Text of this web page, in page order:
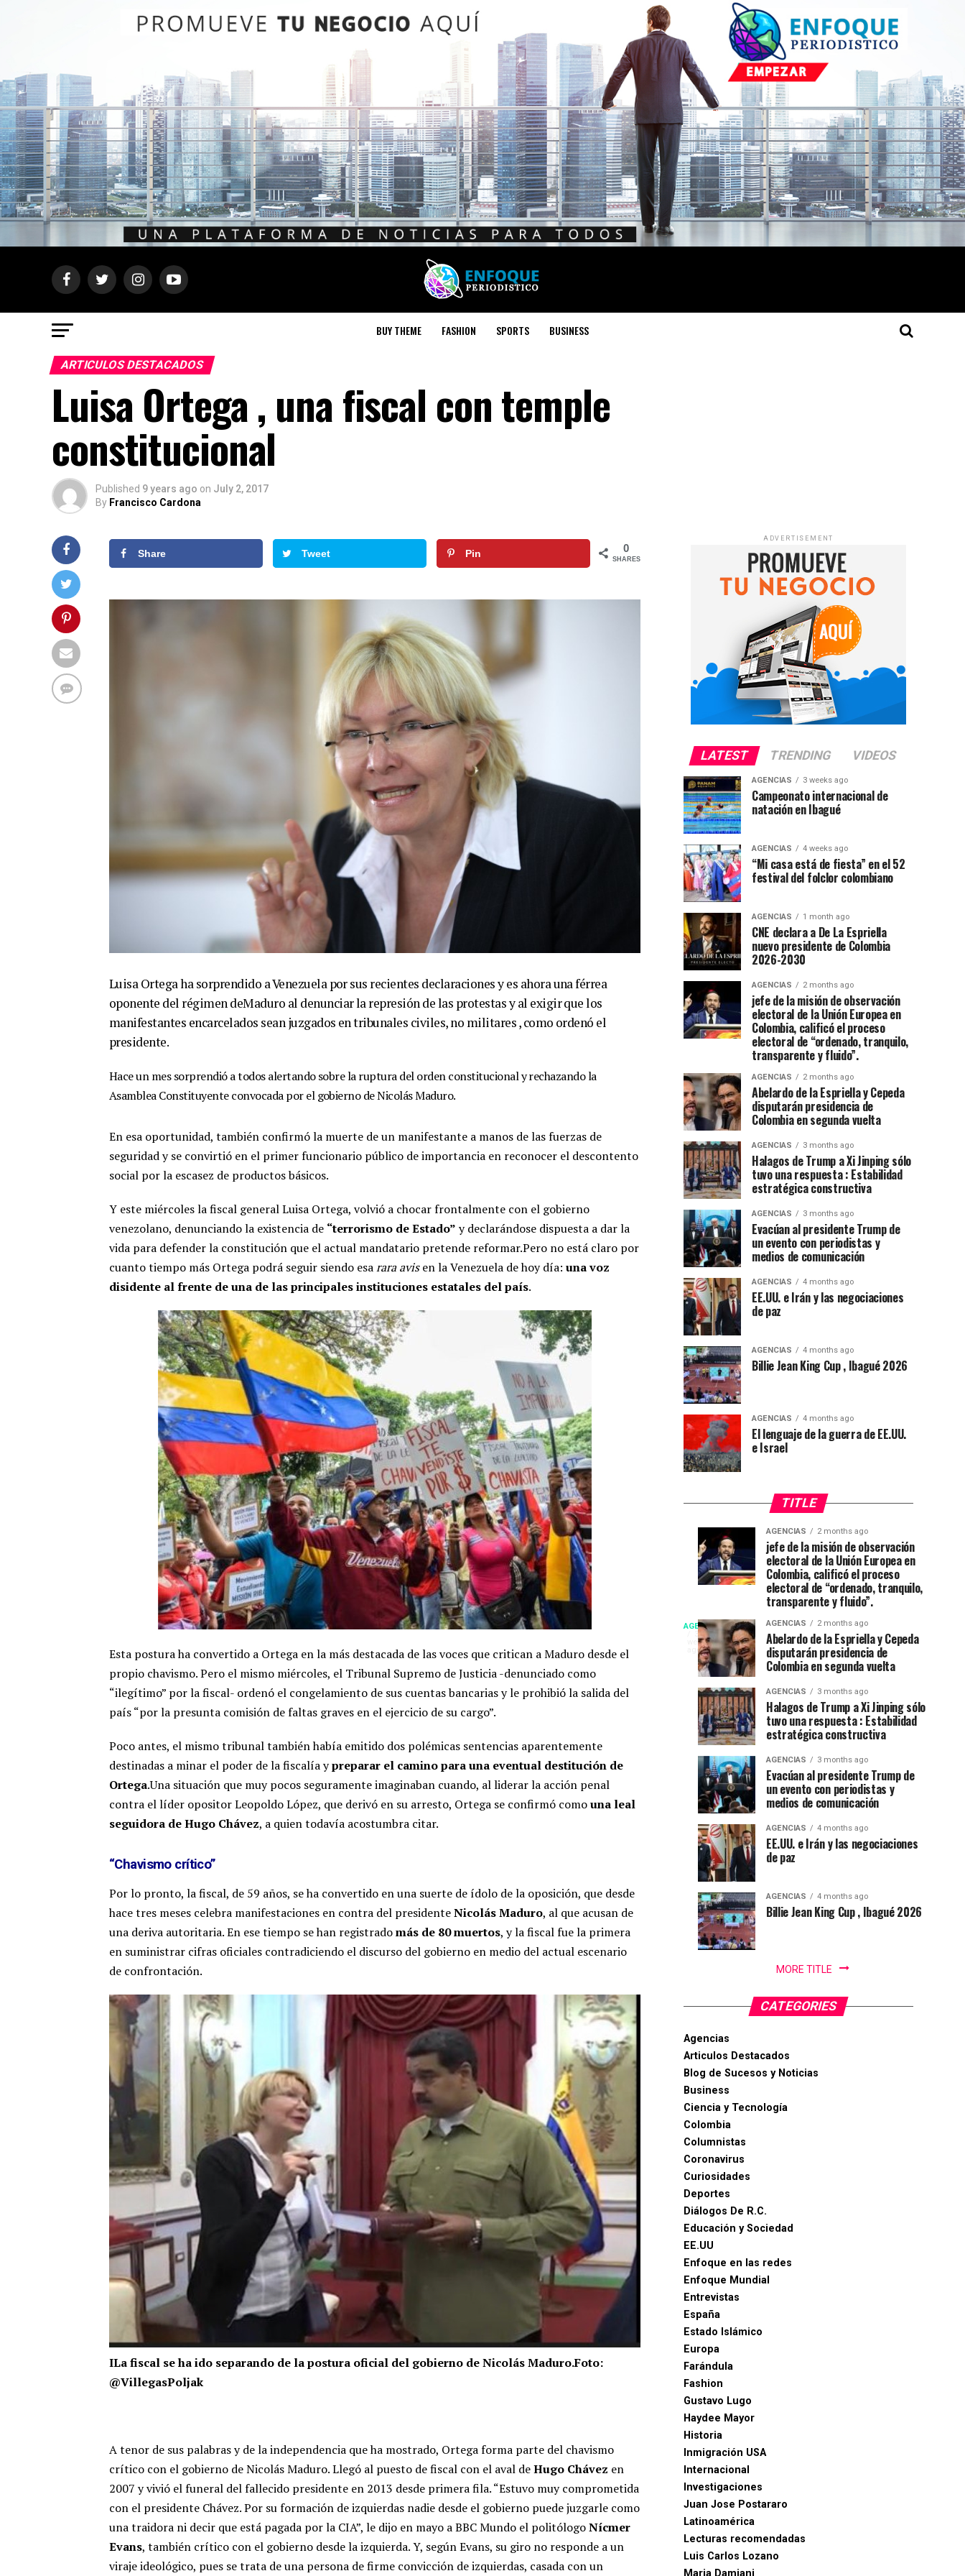
BUY THEME FASHION SPORTS BUSINESS
ARTICULOS DESTACADOS
Luisa Ortega , una fiscal con temple
constitucional
Published 9 years ago on July 2, 2017
By Francisco Cardona
Share Tweet Pin 0
SHARES
Luisa Ortega ha sorprendido a Venezuela por sus recientes declaraciones y es ahora una férrea
oponente del régimen deMaduro al denunciar la represión de las protestas y al exigir que los
manifestantes encarcelados sean juzgados en tribunales civiles, no militares , como ordenó el
presidente.
Hace un mes sorprendió a todos alertando sobre la ruptura del orden constitucional y rechazando la
Asamblea Constituyente convocada por el gobierno de Nicolás Maduro.
En esa oportunidad, también confirmó la muerte de un manifestante a manos de las fuerzas de
seguridad y se convirtió en el primer funcionario público de importancia en reconocer el descontento
social por la escasez de productos básicos.
Y este miércoles la fiscal general Luisa Ortega, volvió a chocar frontalmente con el gobierno
venezolano, denunciando la existencia de “terrorismo de Estado” y declarándose dispuesta a dar la
vida para defender la constitución que el actual mandatario pretende reformar.Pero no está claro por
cuanto tiempo más Ortega podrá seguir siendo esarara avisen la Venezuela de hoy día: una voz
disidente al frente de una de las principales instituciones estatales del país.
Esta postura ha convertido a Ortega en la más destacada de las voces que critican a Maduro desde el
propio chavismo. Pero el mismo miércoles, el Tribunal Supremo de Justicia -denunciado como
“ilegítimo” por la fiscal- ordenó el congelamiento de sus cuentas bancarias y le prohibió la salida del
país “por la presunta comisión de faltas graves en el ejercicio de su cargo”.
Poco antes, el mismo tribunal también había emitido dos polémicas sentencias aparentemente
destinadas a minar el poder de la fiscalía ypreparar el camino para una eventual destitución de
Ortega.Una situación que muy pocos seguramente imaginaban cuando, al liderar la acción penal
contra el líder opositor Leopoldo López, que derivó en su arresto, Ortega se confirmó comouna leal
seguidora de Hugo Chávez, a quien todavía acostumbra citar.
“Chavismo crítico”
Por lo pronto, la fiscal, de 59 años, se ha convertido en una suerte de ídolo de la oposición, que desde
hace tres meses celebra manifestaciones en contra del presidenteNicolás Maduro, al que acusan de
una deriva autoritaria. En ese tiempo se han registradomás de 80 muertos, y la fiscal fue la primera
en suministrar cifras oficiales contradiciendo el discurso del gobierno en medio del actual escenario
de confrontación.
ILa fiscal se ha ido separando de la postura oficial del gobierno de Nicolás Maduro.Foto:
@VillegasPoljak
A tenor de sus palabras y de la independencia que ha mostrado, Ortega forma parte del chavismo
crítico con el gobierno de Nicolás Maduro. Llegó al puesto de fiscal con el aval deHugo Chávez en
2007 y vivió el funeral del fallecido presidente en 2013 desde primera fila. “Estuvo muy comprometida
con el presidente Chávez. Por su formación de izquierdas nadie desde el gobierno puede juzgarle como
una traidora ni decir que está pagada por la CIA”, le dijo en mayo a BBC Mundo el politólogoNícmer
Evans, también crítico con el gobierno desde la izquierda. Y, según Evans, su giro no responde a un
viraje ideológico, pues se trata de una persona de firme convicción de izquierdas, casada con un
ADVERTISEMENT
LATEST TRENDING VIDEOS
AGENCIAS 3 weeks ago
Campeonato internacional de
natación en Ibagué
AGENCIAS 4 weeks ago
“Mi casa está de fiesta” en el 52
festival del folclor colombiano
AGENCIAS 1 month ago
CNE declara a De La Espriella
nuevo presidente de Colombia
2026-2030
AGENCIAS 2 months ago
jefe de la misión de observación
electoral de la Unión Europea en
Colombia, calificó el proceso
electoral de “ordenado, tranquilo,
transparente y fluido”.
AGENCIAS 2 months ago
Abelardo de la Espriella y Cepeda
disputarán presidencia de
Colombia en segunda vuelta
AGENCIAS 3 months ago
Halagos de Trump a Xi Jinping sólo
tuvo una respuesta : Estabilidad
estratégica constructiva
AGENCIAS 3 months ago
Evacúan al presidente Trump de
un evento con periodistas y
medios de comunicación
AGENCIAS 4 months ago
EE.UU. e Irán y las negociaciones
de paz
AGENCIAS 4 months ago
Billie Jean King Cup , Ibagué 2026
AGENCIAS 4 months ago
El lenguaje de la guerra de EE.UU.
e Israel
TITLE
AGENCIAS
3
weeks
ago
Campeonato
internacional
de
natación
en
Ibagué
NEW
YORK
DEPORTES|
Por
Gustavo
Lugo
Ibagué
Ibagué
celebró
Campeonato
Natación
PanAm...
AGENCIAS
4
weeks
ago
“Mi
casa
está
fiesta”
en
52
festival
del
folclor
colombiano
AGENCIAS
1
month
ago
CNE
declara
Espriella
nuevo
presidente
Colombia
2026-
2030
AGENCIAS 2 months ago
jefe de la misión de observación
electoral de la Unión Europea en
Colombia, calificó el proceso
electoral de “ordenado, tranquilo,
transparente y fluido”.
AGENCIAS 2 months ago
Abelardo de la Espriella y Cepeda
disputarán presidencia de
Colombia en segunda vuelta
AGENCIAS 3 months ago
Halagos de Trump a Xi Jinping sólo
tuvo una respuesta : Estabilidad
estratégica constructiva
AGENCIAS 3 months ago
Evacúan al presidente Trump de
un evento con periodistas y
medios de comunicación
AGENCIAS 4 months ago
EE.UU. e Irán y las negociaciones
de paz
AGENCIAS 4 months ago
Billie Jean King Cup , Ibagué 2026
MORE TITLE
CATEGORIES
Agencias
Articulos Destacados
Blog de Sucesos y Noticias
Business
Ciencia y Tecnología
Colombia
Columnistas
Coronavirus
Curiosidades
Deportes
Diálogos De R.C.
Educación y Sociedad
EE.UU
Enfoque en las redes
Enfoque Mundial
Entrevistas
España
Estado Islámico
Europa
Farándula
Fashion
Gustavo Lugo
Haydee Mayor
Historia
Inmigración USA
Internacional
Investigaciones
Juan Jose Postararo
Latinoamérica
Lecturas recomendadas
Luis Carlos Lozano
Maria Damiani